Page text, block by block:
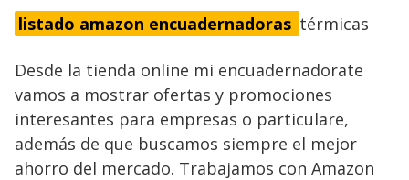
listado amazon encuadernadoras térmicas
Desde la tienda online mi encuadernadorate
vamos a mostrar ofertas y promociones
interesantes para empresas o particulare,
además de que buscamos siempre el mejor
ahorro del mercado. Trabajamos con Amazon